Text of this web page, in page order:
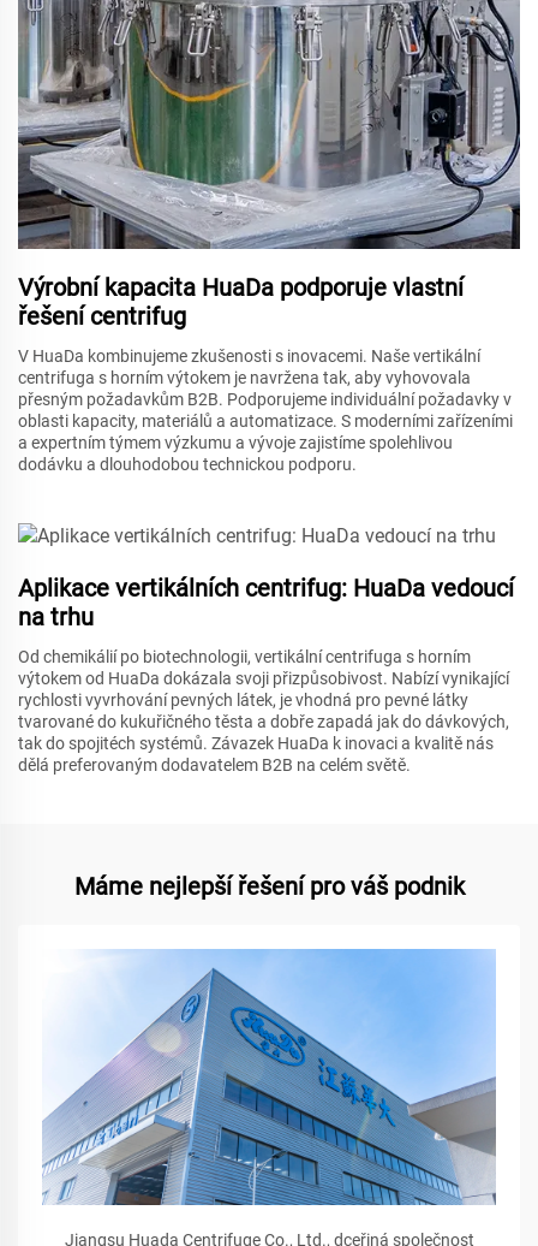
Výrobní kapacita HuaDa podporuje vlastní
řešení centrifug
V HuaDa kombinujeme zkušenosti s inovacemi. Naše vertikální
centrifuga s horním výtokem je navržena tak, aby vyhovovala
přesným požadavkům B2B. Podporujeme individuální požadavky v
oblasti kapacity, materiálů a automatizace. S moderními zařízeními
a expertním týmem výzkumu a vývoje zajistíme spolehlivou
dodávku a dlouhodobou technickou podporu.
Aplikace vertikálních centrifug: HuaDa vedoucí
na trhu
Od chemikálií po biotechnologii, vertikální centrifuga s horním
výtokem od HuaDa dokázala svoji přizpůsobivost. Nabízí vynikající
rychlosti vyvrhování pevných látek, je vhodná pro pevné látky
tvarované do kukuřičného těsta a dobře zapadá jak do dávkových,
tak do spojitéch systémů. Závazek HuaDa k inovaci a kvalitě nás
dělá preferovaným dodavatelem B2B na celém světě.
Máme nejlepší řešení pro váš podnik
Jiangsu Huada Centrifuge Co., Ltd., dceřiná společnost